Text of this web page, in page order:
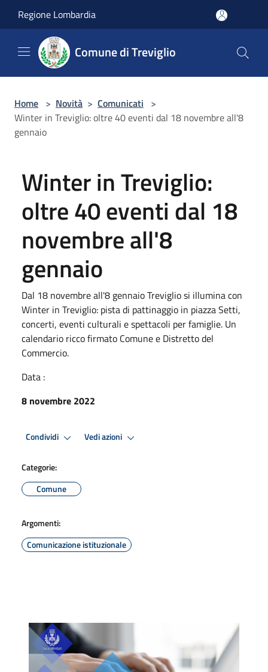
Regione Lombardia
Comune di Treviglio
Home > Novità > Comunicati >
Winter in Treviglio: oltre 40 eventi dal 18 novembre all'8
gennaio
Winter in Treviglio:
oltre 40 eventi dal 18
novembre all'8
gennaio
Dal 18 novembre all'8 gennaio Treviglio si illumina con
Winter in Treviglio: pista di pattinaggio in piazza Setti,
concerti, eventi culturali e spettacoli per famiglie. Un
calendario ricco firmato Comune e Distretto del
Commercio.
Data :
8 novembre 2022
Condividi Vedi azioni
Categorie:
Comune
Argomenti:
Comunicazione istituzionale